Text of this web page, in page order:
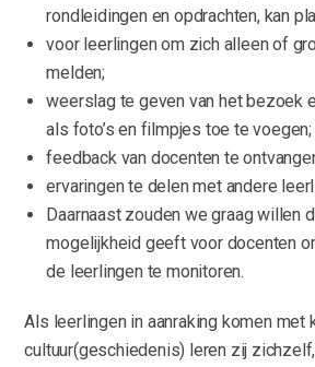
rondleidingen en opdrachten, kan
voor leerlingen om zich alleen of
melden;
weerslag te geven van het bezoek
als foto’s en filmpjes toe te voegen;
feedback van docenten te
ervaringen te delen met andere
Daarnaast zouden we graag willen
mogelijkheid geeft voor docenten
de leerlingen te monitoren.
Als leerlingen in aanraking komen met
cultuur(geschiedenis) leren zij